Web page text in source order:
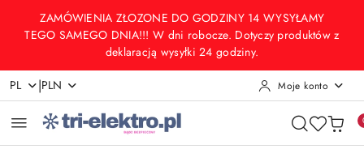
Przejdź do treści głównej
Przejdź do wyszukiwarki
Przejdź do moje konto
Przejdź do menu głównego
Przejdź do opisu produktu
Przejdź do stopki
ZAMÓWIENIA ZŁOZONE DO GODZINY 14 WYSYŁAMY
TEGO SAMEGO DNIA!!! W dni robocze. Dotyczy produktów z
deklaracją wysyłki 24 godziny.
PL |PLN Moje konto